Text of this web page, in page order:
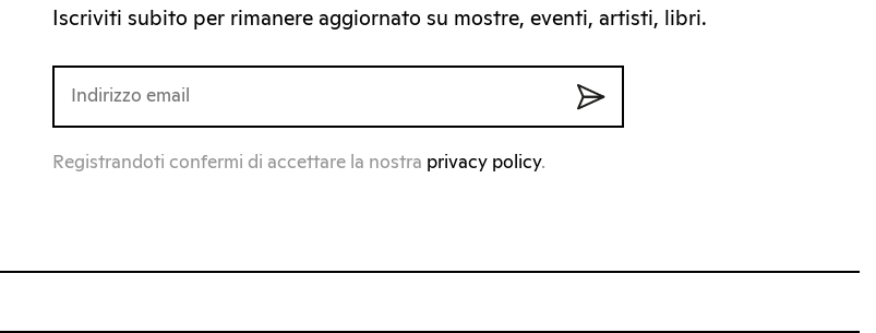
Iscriviti subito per rimanere aggiornato su mostre, eventi, artisti, libri.
Registrandoti confermi di accettare la nostra privacy policy.